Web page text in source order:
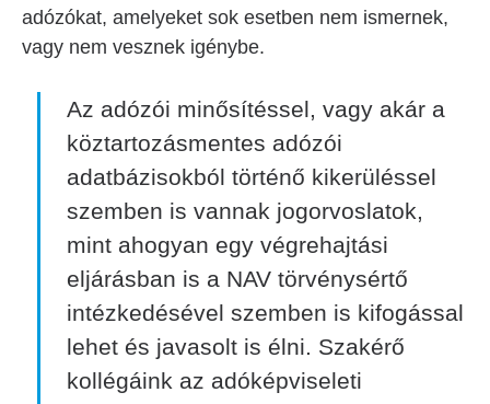
adózókat, amelyeket sok esetben nem ismernek,
vagy nem vesznek igénybe.
Az adózói minősítéssel, vagy akár a
köztartozásmentes adózói
adatbázisokból történő kikerüléssel
szemben is vannak jogorvoslatok,
mint ahogyan egy végrehajtási
eljárásban is a NAV törvénysértő
intézkedésével szemben is kifogással
lehet és javasolt is élni. Szakérő
kollégáink az adóképviseleti